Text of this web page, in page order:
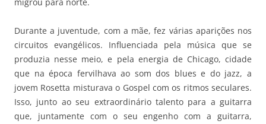
Durante a juventude, com a mãe, fez várias aparições nos
circuitos evangélicos. Influenciada pela música que se
produzia nesse meio, e pela energia de Chicago, cidade
que na época fervilhava ao som dos blues e do jazz, a
jovem Rosetta misturava o Gospel com os ritmos seculares.
Isso, junto ao seu extraordinário talento para a guitarra
que, juntamente com o seu engenho com a guitarra,